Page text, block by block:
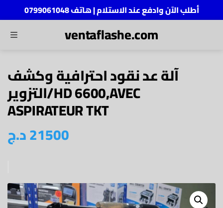
أطلب الآن وادفع عند الاستلام | هاتف 0799061048
MENU ventaflashe.com
آلة عد نقود احترافية وكشف
التزوير/HD 6600,AVEC
ASPIRATEUR TKT
21500د.ج